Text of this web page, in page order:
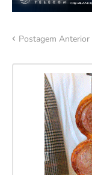
Postagem Anterior